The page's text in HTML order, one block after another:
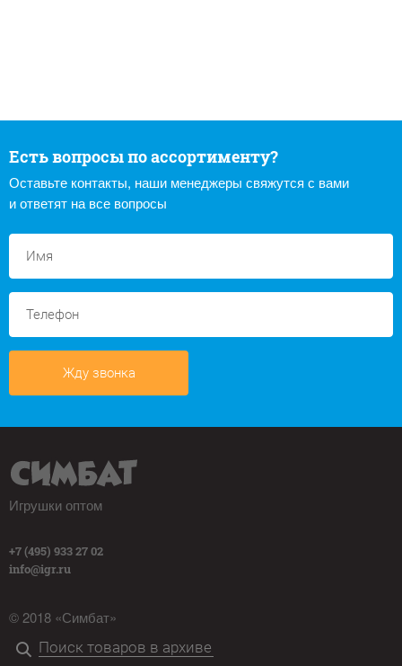
Есть вопросы по ассортименту?
Оставьте контакты, наши менеджеры свяжутся с вами
и ответят на все вопросы
Жду звонка
Игрушки оптом
+7 (495) 933 27 02
info@igr.ru
© 2018 «Симбат»